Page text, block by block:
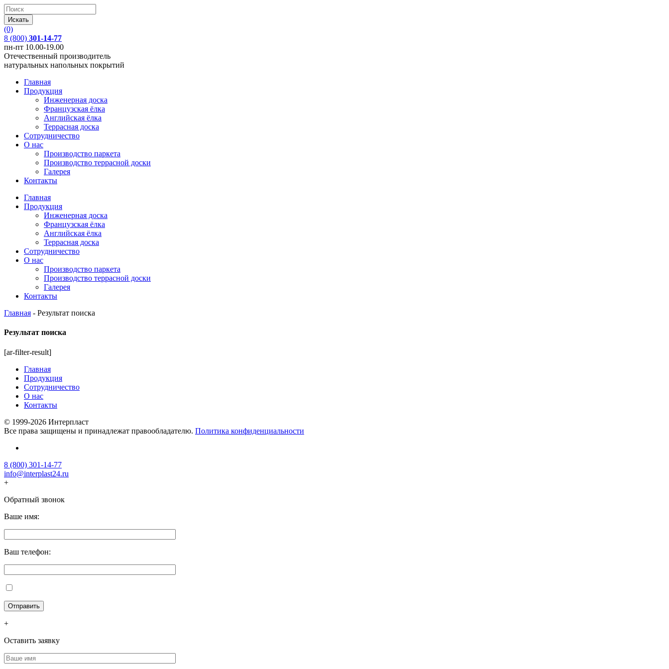
(0)
8 (800) 301-14-77
пн-пт 10.00-19.00
Отечественный производитель
натуральных напольных покрытий
Главная
Продукция
Инженерная доска
Французская ёлка
Английская ёлка
Террасная доска
Сотрудничество
О нас
Производство паркета
Производство террасной доски
Галерея
Контакты
Главная
Продукция
Инженерная доска
Французская ёлка
Английская ёлка
Террасная доска
Сотрудничество
О нас
Производство паркета
Производство террасной доски
Галерея
Контакты
Главная - Результат поиска
Результат поиска
[ar-filter-result]
Главная
Продукция
Сотрудничество
О нас
Контакты
© 1999-2026 Интерпласт
Все права защищены и принадлежат правообладателю. Политика конфиденциальности
8 (800) 301-14-77
info@interplast24.ru
+
Обратный звонок
Ваше имя:
Ваш телефон:
+
Оставить заявку